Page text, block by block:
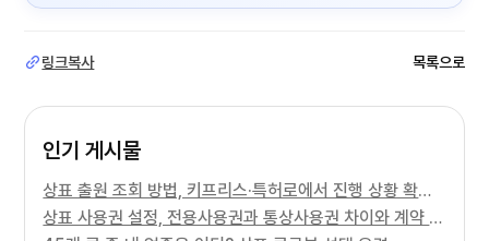
링크복사 목록으로
인기 게시물
상표 출원 조회 방법, 키프리스·특허로에서 진행 상황 확인하기
상표 사용권 설정, 전용사용권과 통상사용권 차이와 계약 주의사항